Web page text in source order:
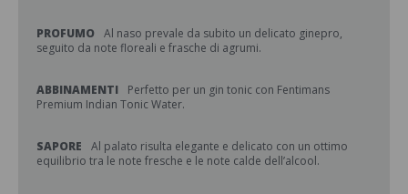
PROFUMO Al naso prevale da subito un delicato ginepro,
seguito da note floreali e frasche di agrumi.
ABBINAMENTI
Perfetto per un gin tonic con Fentimans
Premium Indian Tonic Water.
SAPORE
Al palato risulta elegante e delicato con un ottimo
equilibrio tra le note fresche e le note calde dell’alcool.